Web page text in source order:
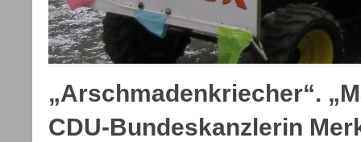
„Arschmadenkriecher“.
CDU-Bundeskanzlerin